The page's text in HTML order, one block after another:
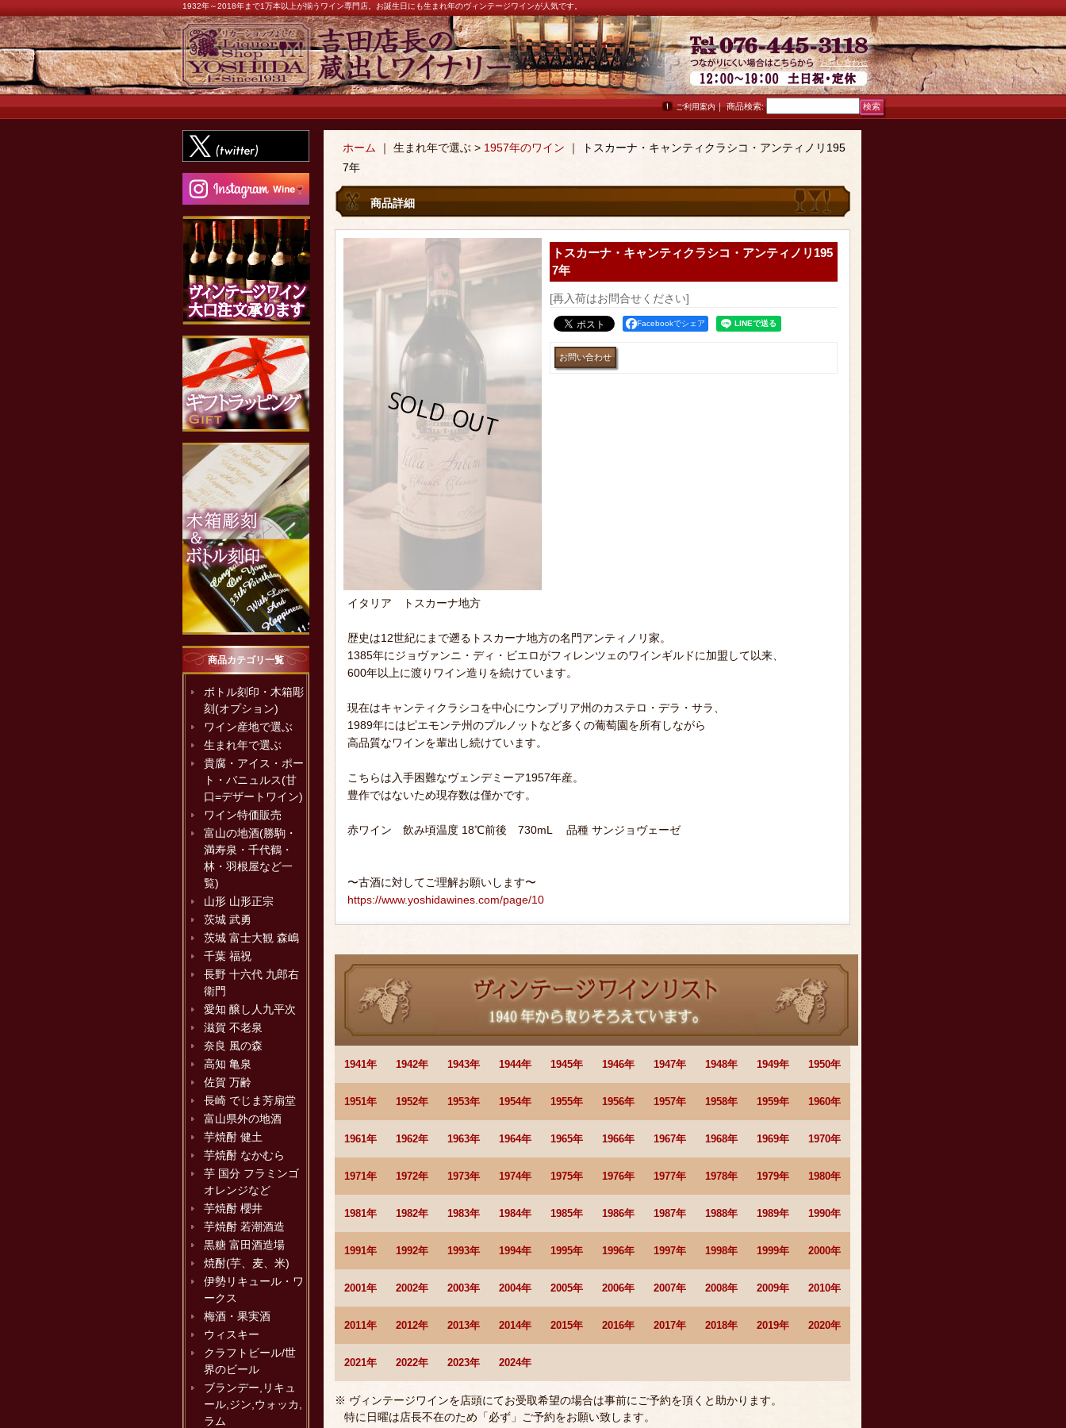
1932年～2018年まで1万本以上が揃うワイン専門店。お誕生日にも生まれ年のヴィンテージワインが人気です。
ご利用案内｜
お問い合わせ
商品検索:
商品カテゴリ一覧
ボトル刻印・木箱彫
刻(オプション)
ワイン産地で選ぶ
生まれ年で選ぶ
貴腐・アイス・ポー
ト・バニュルス(甘
口=デザートワイン)
ワイン特価販売
富山の地酒(勝駒・
満寿泉・千代鶴・
林・羽根屋など一
覧)
山形 山形正宗
茨城 武勇
茨城 富士大観 森嶋
千葉 福祝
長野 十六代 九郎右
衛門
愛知 醸し人九平次
滋賀 不老泉
奈良 風の森
高知 亀泉
佐賀 万齢
長崎 でじま芳扇堂
富山県外の地酒
芋焼酎 健土
芋焼酎 なかむら
芋 国分 フラミンゴ
オレンジなど
芋焼酎 櫻井
芋焼酎 若潮酒造
黒糖 富田酒造場
焼酎(芋、麦、米)
伊勢リキュール・ワ
ークス
梅酒・果実酒
ウィスキー
クラフトビール/世
界のビール
ブランデー,リキュ
ール,ジン,ウォッカ,
ラム
ホーム ｜ 生まれ年で選ぶ > 1957年のワイン ｜
トスカーナ・キャンティクラシコ・アンティノリ195
7年
商品詳細
トスカーナ・キャンティクラシコ・アンティノリ195
7年
[再入荷はお問合せください]
Facebookでシェア
イタリア トスカーナ地方
歴史は12世紀にまで遡るトスカーナ地方の名門アンティノリ家。
1385年にジョヴァンニ・ディ・ビエロがフィレンツェのワインギルドに加盟して以来、
600年以上に渡りワイン造りを続けています。
現在はキャンティクラシコを中心にウンブリア州のカステロ・デラ・サラ、
1989年にはピエモンテ州のプルノットなど多くの葡萄園を所有しながら
高品質なワインを輩出し続けています。
こちらは入手困難なヴェンデミーア1957年産。
豊作ではないため現存数は僅かです。
赤ワイン 飲み頃温度 18℃前後 730mL 品種 サンジョヴェーゼ
〜古酒に対してご理解お願いします〜
https://www.yoshidawines.com/page/10
1941年 1942年 1943年 1944年 1945年 1946年 1947年 1948年 1949年 1950年
1951年 1952年 1953年 1954年 1955年 1956年 1957年 1958年 1959年 1960年
1961年 1962年 1963年 1964年 1965年 1966年 1967年 1968年 1969年 1970年
1971年 1972年 1973年 1974年 1975年 1976年 1977年 1978年 1979年 1980年
1981年 1982年 1983年 1984年 1985年 1986年 1987年 1988年 1989年 1990年
1991年 1992年 1993年 1994年 1995年 1996年 1997年 1998年 1999年 2000年
2001年 2002年 2003年 2004年 2005年 2006年 2007年 2008年 2009年 2010年
2011年 2012年 2013年 2014年 2015年 2016年 2017年 2018年 2019年 2020年
2021年 2022年 2023年 2024年
※ ヴィンテージワインを店頭にてお受取希望の場合は事前にご予約を頂くと助かります。
特に日曜は店長不在のため「必ず」ご予約をお願い致します。